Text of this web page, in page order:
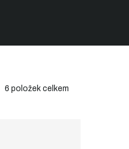
6 položek celkem